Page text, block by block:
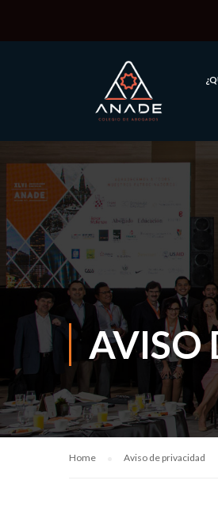
AVISO
Home Aviso de privacidad